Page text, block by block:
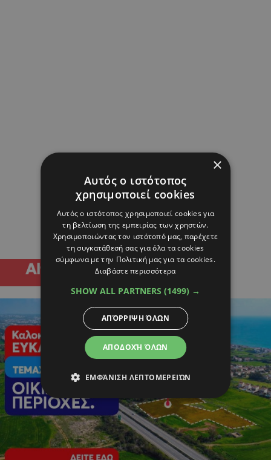
×
Αυτός ο ιστότοπος
χρησιμοποιεί cookies
Αυτός ο ιστότοπος χρησιμοποιεί cookies για
τη βελτίωση της εμπειρίας των χρηστών.
Χρησιμοποιώντας τον ιστότοπό μας, παρέχετε
τη συγκατάθεσή σας για όλα τα cookies
σύμφωνα με την Πολιτική μας για τα cookies.
Διαβάστε περισσότερα
SHOW ALL PARTNERS (1499) →
ΑΠΟΔΟΧΉ ΌΛΩΝ
ΑΠΌΡΡΙΨΗ ΌΛΩΝ
ΕΜΦΆΝΙΣΗ ΛΕΠΤΟΜΕΡΕΙΏΝ